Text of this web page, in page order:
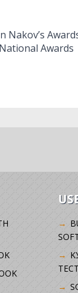
Nakov’s
Awards